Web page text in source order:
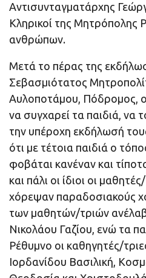
Αντισυνταγματάρχης
Κληρικοί της Μητρόπολης
ανθρώπων.
Μετά το πέρας της
Σεβασμιότατος
Αυλοποτάμου, Πόδρομος,
να συγχαρεί τα παιδιά, να
την υπέροχη εκδήλωσή
ότι με τέτοια παιδιά ο
φοβάται κανέναν και
και πάλι οι ίδιοι οι
χόρεψαν παραδοσιακούς
των μαθητών/τριών
Νικολάου Γαζίου, ενώ τα
Ρέθυμνο οι καθηγητές/
Ιορδανίδου Βασιλική,